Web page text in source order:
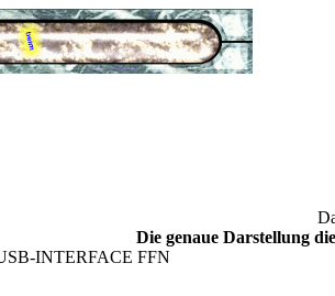
Die genaue Darstellung
INTERFACE FFN